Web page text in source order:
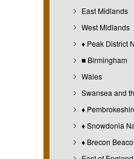
East Midlands
West Midlands
♦ Peak District
■ Birmingham
Wales
Swansea and
♦
♦ Snowdonia
♦ Brecon